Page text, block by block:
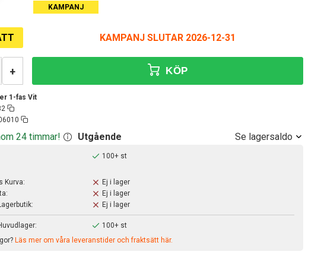
KAMPANJ SLUTAR 2026-12-31
KAMPANJ
1-fas Vit
+ KÖP
24 timmar! Utgående Se lagersaldo
100+ st
Kurva:
Ej i lager
Ej i lager
Ej i lager
100+ st
Läs mer om våra leveranstider och fraktsätt här.